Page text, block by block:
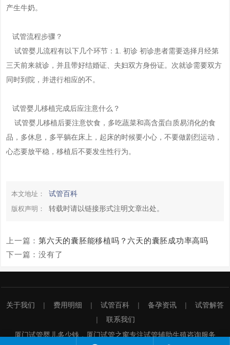
产生牛奶。
试管流程步骤？
试管婴儿流程有以下几个环节：1. 初诊 初诊患者需要选择月经第
三天前来就诊，并且带好结婚证、夫妇双方身份证。次就诊需要双方
同时到院，并进行相应的不。
试管婴儿移植完成后应注意什么？
试管婴儿移植后要注意饮食，多吃蔬菜和高含蛋白质易消化的食
品，多休息，多平躺在床上，起床的时候要小心，不要做剧烈运动，
心态要放平稳，移植后不要发生性行为。
本文地址： 试管百科
版权声明： 转载时请以链接形式注明文章出处。
上一篇：第六天的囊胚能移植吗？六天的囊胚成功率高吗
下一篇：没有了
关于我们 费用明细 试管百科 备孕资讯
试管解答
联系我们
厦门试管婴儿多少钱，厦门试管之窗专注试管辅助生殖咨询服务